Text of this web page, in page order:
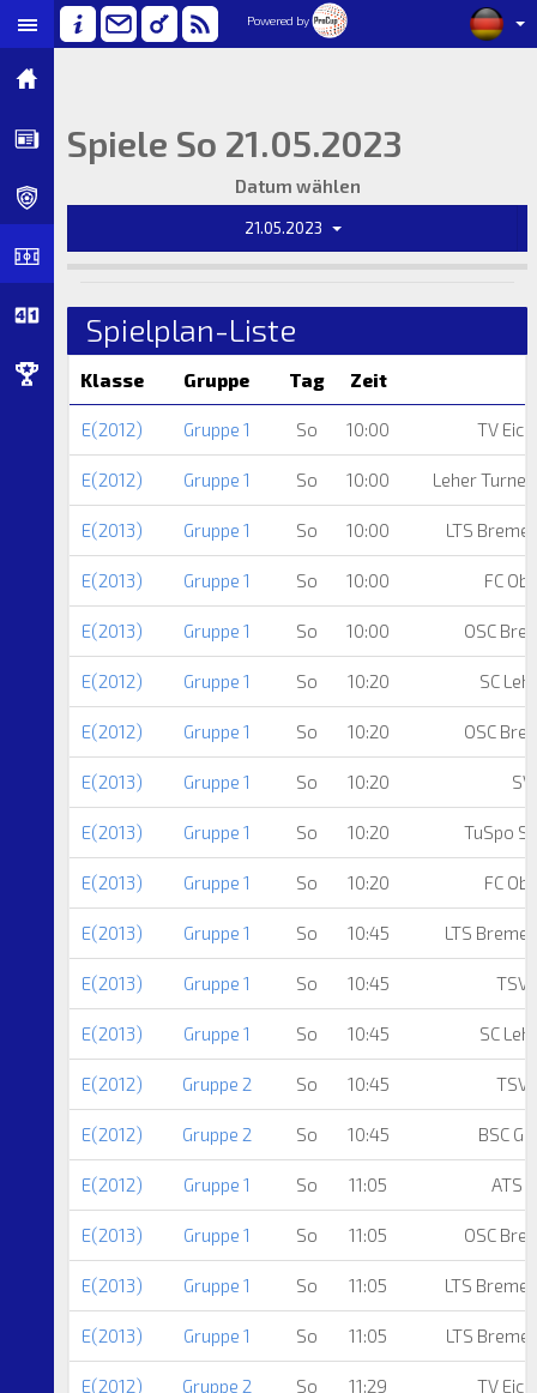
Powered by
Spiele So 21.05.2023
Datum wählen
21.05.2023
Spielplan-Liste
Klasse Gruppe Tag Zeit
E(2012) Gruppe 1 So 10:00 TV
E(2012) Gruppe 1 So 10:00 Leher
E(2013) Gruppe 1 So 10:00 LTS
E(2013) Gruppe 1 So 10:00 FC
E(2013) Gruppe 1 So 10:00 OSC
E(2012) Gruppe 1 So 10:20 SC
E(2012) Gruppe 1 So 10:20 OSC
E(2013) Gruppe 1 So 10:20
E(2013) Gruppe 1 So 10:20 TuSpo
E(2013) Gruppe 1 So 10:20 FC
E(2013) Gruppe 1 So 10:45 LTS
E(2013) Gruppe 1 So 10:45 TSV
E(2013) Gruppe 1 So 10:45 SC
E(2012) Gruppe 2 So 10:45 TSV
E(2012) Gruppe 2 So 10:45 BSC
E(2012) Gruppe 1 So 11:05 ATS
E(2013) Gruppe 1 So 11:05 OSC
E(2013) Gruppe 1 So 11:05 LTS
E(2013) Gruppe 1 So 11:05 LTS
E(2012) Gruppe 2 So 11:29 TV